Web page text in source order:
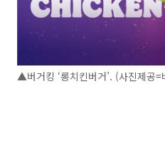
▲버거킹 ‘롱치킨버거’. (사진제공=